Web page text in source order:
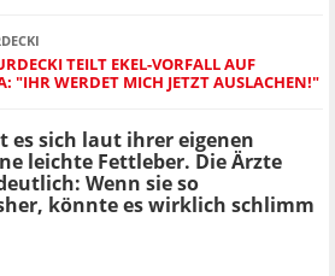
TEILT EKEL-VORFALL AUF
"IHR WERDET MICH JETZT AUSLACHEN!"
es sich laut ihrer eigenen
leichte Fettleber. Die Ärzte
Wenn sie so
könnte es wirklich schlimm